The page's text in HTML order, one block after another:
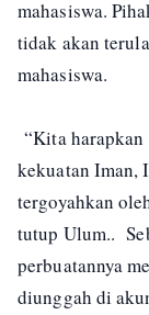
mahasiswa.
tidak akan
mahasiswa.
“Kita
kekuatan Iman,
tergoyahkan
tutup Ulum..
perbuatannya
diunggah di